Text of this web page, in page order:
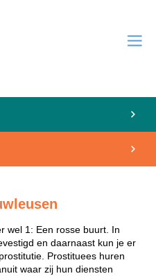
wel 1: Een rosse buurt. In
en daarnaast kun je er
Prostituees huren
waar zij hun diensten